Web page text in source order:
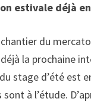
estivale déjà
du
la prochaine
stage d’été est
à l’étude.